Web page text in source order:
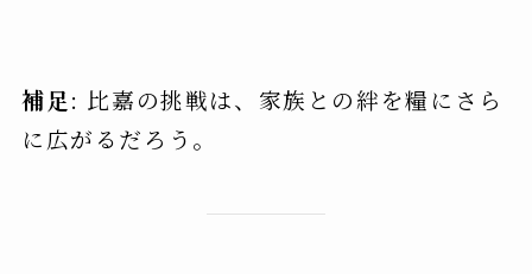
補足: 比嘉の挑戦は、家族との絆を糧にさら
に広がるだろう。